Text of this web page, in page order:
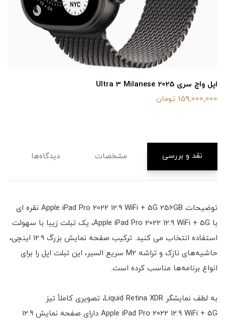
اپل واچ سری Ultra 3 Milanese 2025
159,000,000 تومان
نقد و بررسی مشخصات دیدگاه‌ها
توضیحات Apple iPad Pro 2022 12.9 WiFi + 5G 256GB نقره ای
با Apple iPad Pro 2022 12.9 WiFi + 5G، یک تبلت زیبا با سهولت
استفاده انتخاب می کنید. ترکیب صفحه نمایش بزرگ 12.9 اینچی،
حاشیه‌های نازک و تراشه M2 سریع السیر، این تبلت اپل را برای
انواع برنامه‌ها مناسب کرده است.
به لطف نمایشگر Liquid Retina XDR، تصویری کاملاً تیز
Apple iPad Pro 2022 12.9 WiFi + 5G دارای صفحه نمایش 12.9